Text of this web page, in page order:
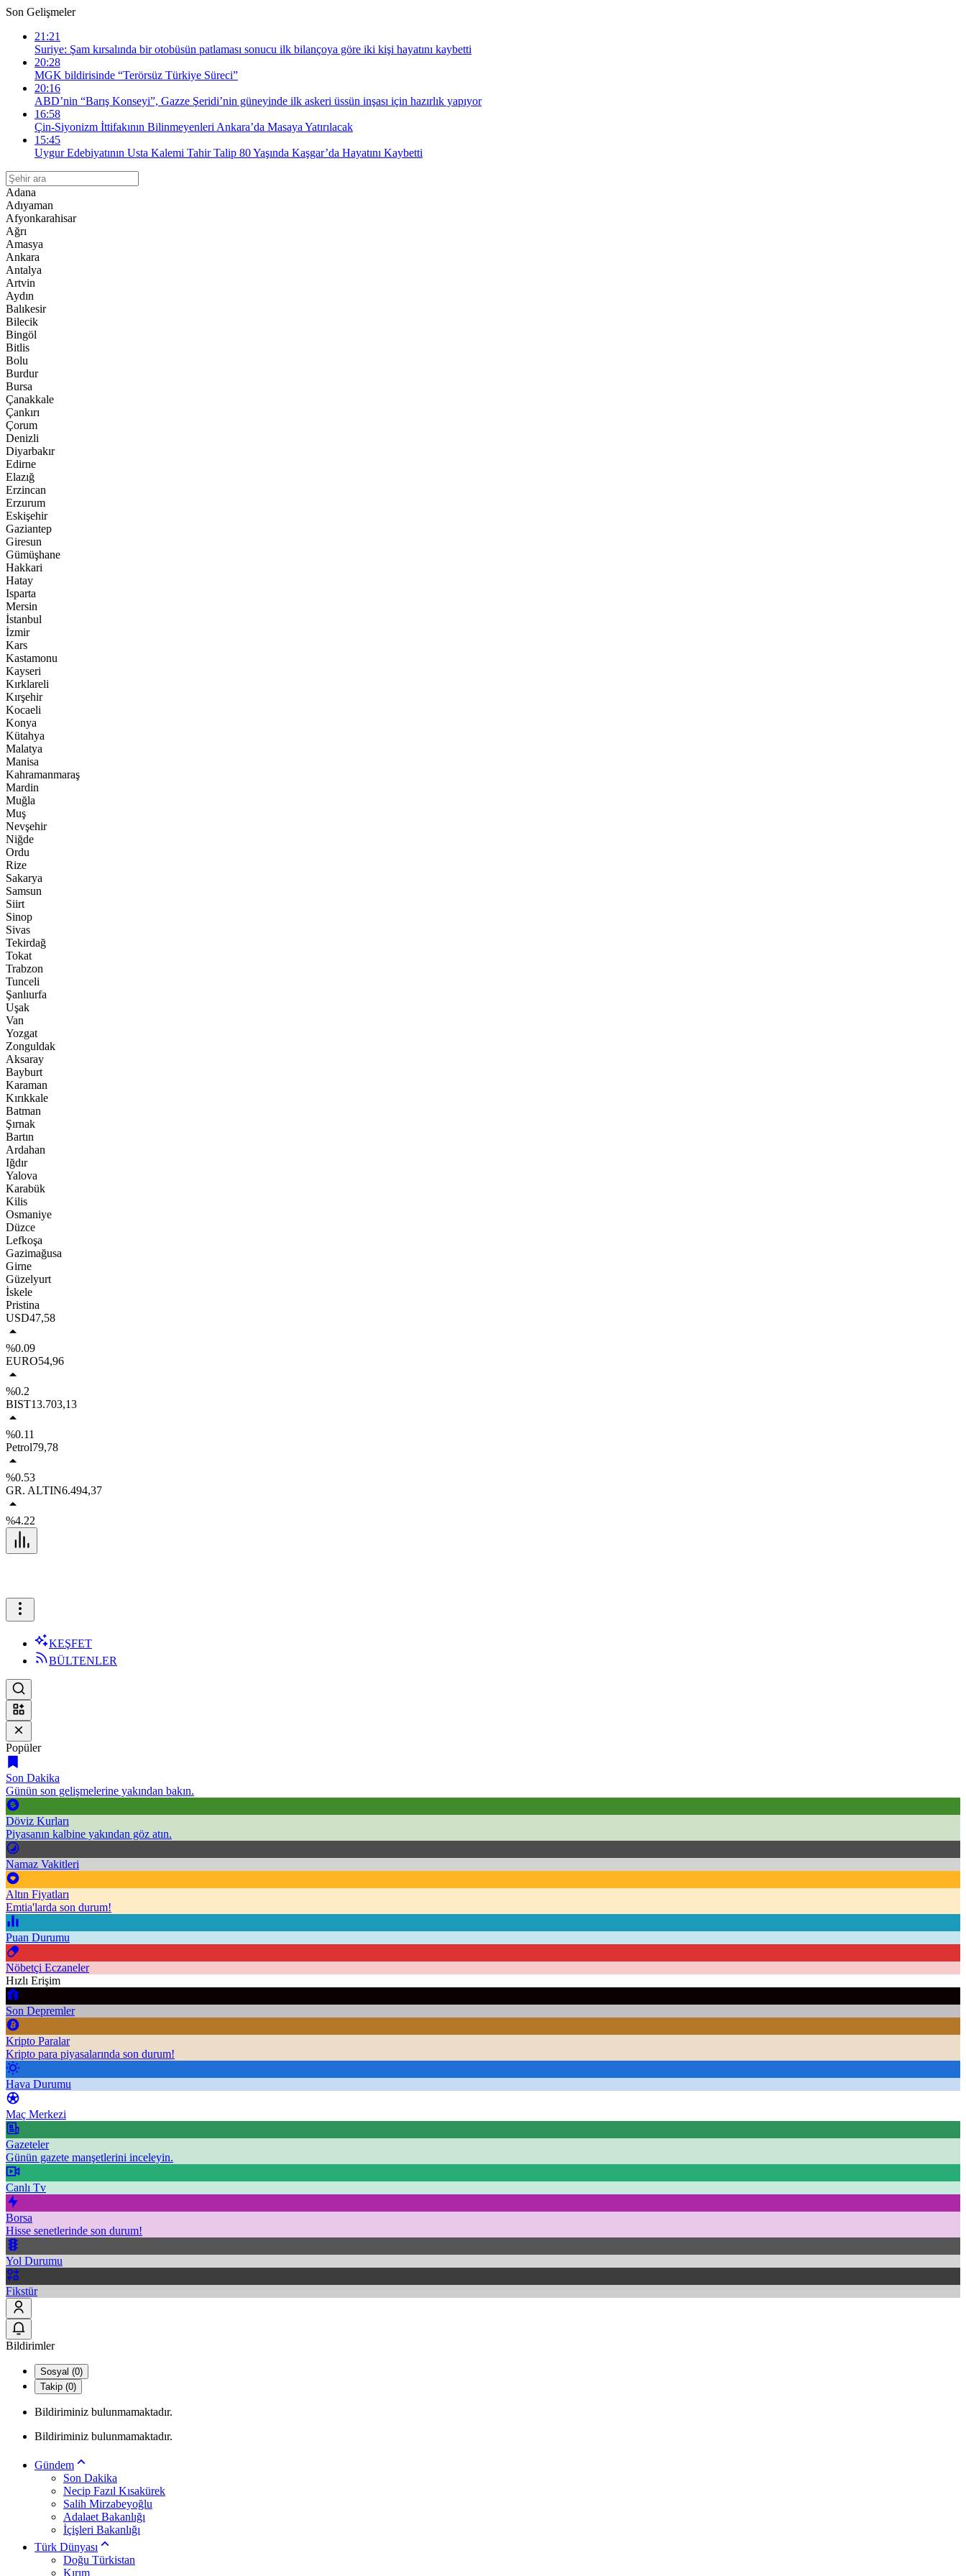
Son Gelişmeler
21:21
Suriye: Şam kırsalında bir otobüsün patlaması sonucu ilk bilançoya göre iki kişi hayatını kaybetti
20:28
MGK bildirisinde “Terörsüz Türkiye Süreci”
20:16
ABD’nin “Barış Konseyi”, Gazze Şeridi’nin güneyinde ilk askeri üssün inşası için hazırlık yapıyor
16:58
Çin-Siyonizm İttifakının Bilinmeyenleri Ankara’da Masaya Yatırılacak
15:45
Uygur Edebiyatının Usta Kalemi Tahir Talip 80 Yaşında Kaşgar’da Hayatını Kaybetti
Adana
Adıyaman
Afyonkarahisar
Ağrı
Amasya
Ankara
Antalya
Artvin
Aydın
Balıkesir
Bilecik
Bingöl
Bitlis
Bolu
Burdur
Bursa
Çanakkale
Çankırı
Çorum
Denizli
Diyarbakır
Edirne
Elazığ
Erzincan
Erzurum
Eskişehir
Gaziantep
Giresun
Gümüşhane
Hakkari
Hatay
Isparta
Mersin
İstanbul
İzmir
Kars
Kastamonu
Kayseri
Kırklareli
Kırşehir
Kocaeli
Konya
Kütahya
Malatya
Manisa
Kahramanmaraş
Mardin
Muğla
Muş
Nevşehir
Niğde
Ordu
Rize
Sakarya
Samsun
Siirt
Sinop
Sivas
Tekirdağ
Tokat
Trabzon
Tunceli
Şanlıurfa
Uşak
Van
Yozgat
Zonguldak
Aksaray
Bayburt
Karaman
Kırıkkale
Batman
Şırnak
Bartın
Ardahan
Iğdır
Yalova
Karabük
Kilis
Osmaniye
Düzce
Lefkoşa
Gazimağusa
Girne
Güzelyurt
İskele
Pristina
USD47,58
%0.09
EURO54,96
%0.2
BIST13.703,13
%0.11
Petrol79,78
%0.53
GR. ALTIN6.494,37
%4.22
KEŞFET
BÜLTENLER
Popüler
Son Dakika
Günün son gelişmelerine yakından bakın.
Döviz Kurları
Piyasanın kalbine yakından göz atın.
Namaz Vakitleri
Altın Fiyatları
Emtia'larda son durum!
Puan Durumu
Nöbetçi Eczaneler
Hızlı Erişim
Son Depremler
Kripto Paralar
Kripto para piyasalarında son durum!
Hava Durumu
Maç Merkezi
Gazeteler
Günün gazete manşetlerini inceleyin.
Canlı Tv
Borsa
Hisse senetlerinde son durum!
Yol Durumu
Fikstür
Bildirimler
Sosyal (0)
Takip (0)
Bildiriminiz bulunmamaktadır.
Bildiriminiz bulunmamaktadır.
Gündem
Son Dakika
Necip Fazıl Kısakürek
Salih Mirzabeyoğlu
Adalaet Bakanlığı
İçişleri Bakanlığı
Türk Dünyası
Doğu Türkistan
Kırım